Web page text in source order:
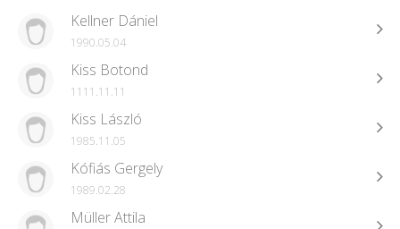
Kellner Dániel
1990.05.04
Kiss Botond
1111.11.11
Kiss László
1985.11.05
Kófiás Gergely
1989.02.28
Müller Attila